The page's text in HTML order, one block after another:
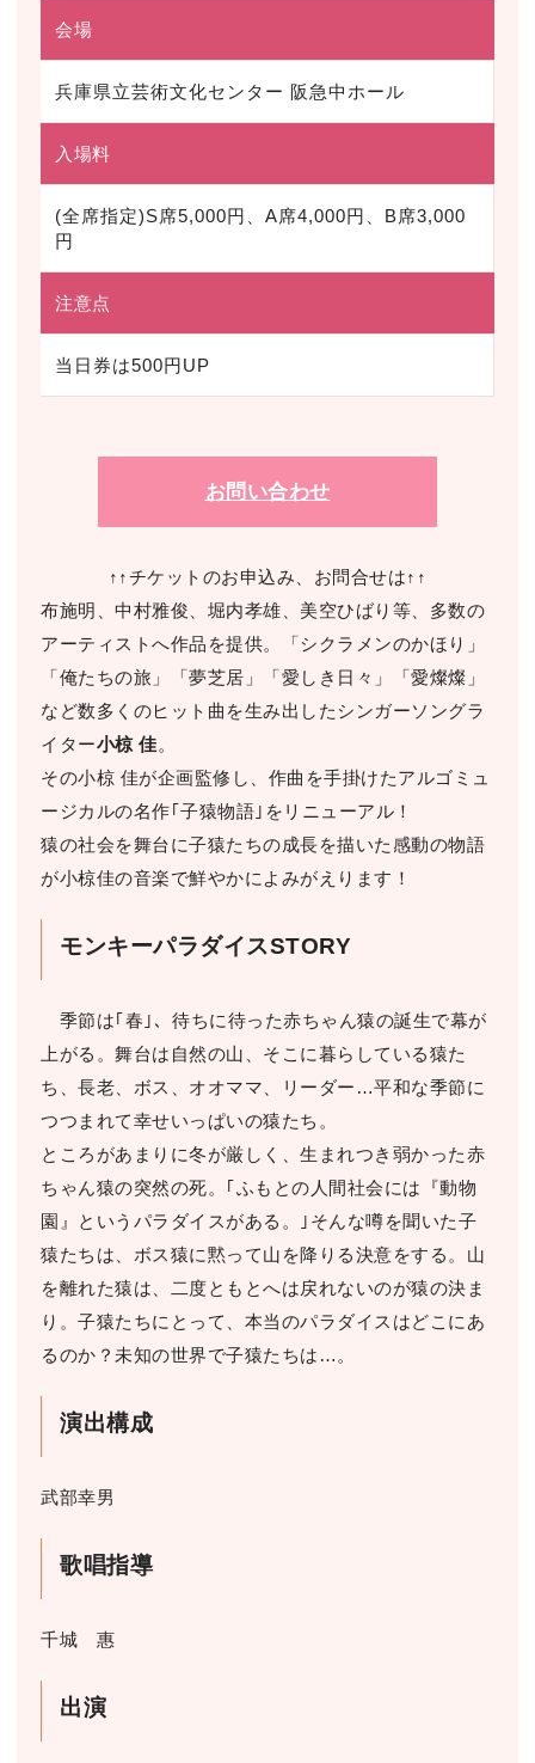
会場
兵庫県立芸術文化センター 阪急中ホール
入場料
(全席指定)S席5,000円、A席4,000円、B席3,000
円
注意点
当日券は500円UP
お問い合わせ
↑↑チケットのお申込み、お問合せは↑↑
布施明、中村雅俊、堀内孝雄、美空ひばり等、多数の
アーティストへ作品を提供。「シクラメンのかほり」
「俺たちの旅」「夢芝居」「愛しき日々」「愛燦燦」
など数多くのヒット曲を生み出したシンガーソングラ
イター小椋 佳。
その小椋 佳が企画監修し、作曲を手掛けたアルゴミュ
ージカルの名作｢子猿物語｣をリニューアル！
猿の社会を舞台に子猿たちの成長を描いた感動の物語
が小椋佳の音楽で鮮やかによみがえります！
モンキーパラダイスSTORY
季節は｢春｣、待ちに待った赤ちゃん猿の誕生で幕が
上がる。舞台は自然の山、そこに暮らしている猿た
ち、長老、ボス、オオママ、リーダー…平和な季節に
つつまれて幸せいっぱいの猿たち。
ところがあまりに冬が厳しく、生まれつき弱かった赤
ちゃん猿の突然の死。｢ふもとの人間社会には『動物
園』というパラダイスがある。｣そんな噂を聞いた子
猿たちは、ボス猿に黙って山を降りる決意をする。山
を離れた猿は、二度ともとへは戻れないのが猿の決ま
り。子猿たちにとって、本当のパラダイスはどこにあ
るのか？未知の世界で子猿たちは…。
演出構成
武部幸男
歌唱指導
千城 惠
出演